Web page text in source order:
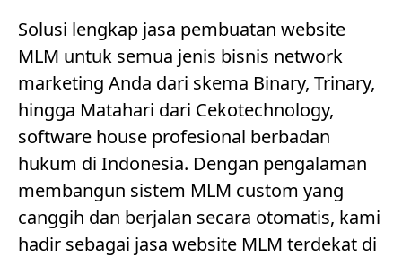
Solusi lengkap jasa pembuatan website
MLM untuk semua jenis bisnis network
marketing Anda dari skema Binary, Trinary,
hingga Matahari dari Cekotechnology,
software house profesional berbadan
hukum di Indonesia. Dengan pengalaman
membangun sistem MLM custom yang
canggih dan berjalan secara otomatis, kami
hadir sebagai jasa website MLM terdekat di